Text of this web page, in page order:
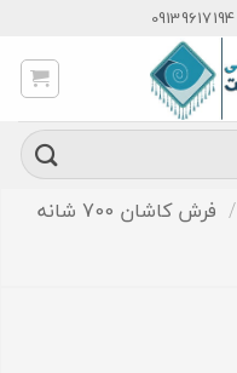
09139617194
/
فرش کاشان 700 شانه